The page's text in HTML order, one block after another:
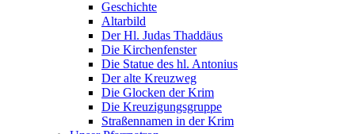
Geschichte
Altarbild
Der Hl. Judas Thaddäus
Die Kirchenfenster
Die Statue des hl. Antonius
Der alte Kreuzweg
Die Glocken der Krim
Die Kreuzigungsgruppe
Straßennamen in der Krim